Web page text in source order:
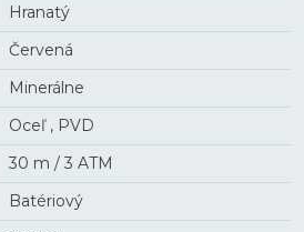
Hranatý
Červená
Minerálne
Oceľ , PVD
30 m / 3 ATM
Batériový